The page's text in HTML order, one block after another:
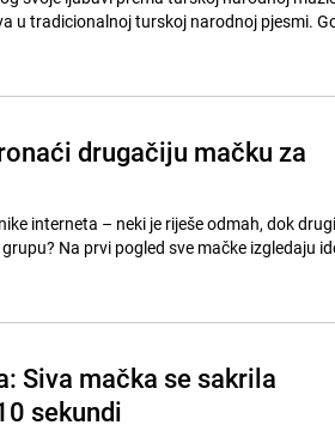
u tradicionalnoj turskoj narodnoj pjesmi.
drugačiju mačku za
interneta – neki je riješe odmah, dok
Na prvi pogled sve mačke izgledaju
Siva mačka se sakrila
sekundi